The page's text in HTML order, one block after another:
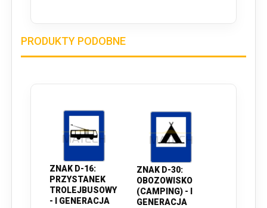
PRODUKTY PODOBNE
ZNAK D-16:
PRZYSTANEK
TROLEJBUSOWY
- I GENERACJA
ZNAK D-30:
OBOZOWISKO
(CAMPING) - I
GENERACJA